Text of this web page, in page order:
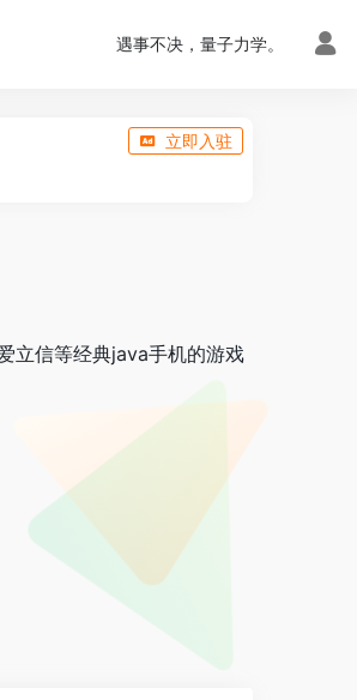
遇事不决，量子力学。
立即入驻
立信等经典java手机的游戏